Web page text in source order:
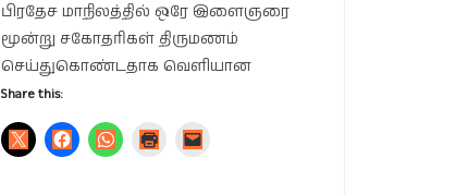
பிரதேச மாநிலத்தில் ஒரே இளைஞரை
மூன்று சகோதரிகள் திருமணம்
செய்துகொண்டதாக வெளியான
Share this: